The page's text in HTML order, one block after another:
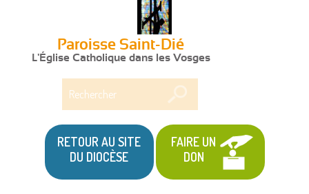
Paroisse Saint-Dié
L'Église Catholique dans les Vosges
RETOUR AU SITE
DU DIOCÈSE
FAIRE UN
DON